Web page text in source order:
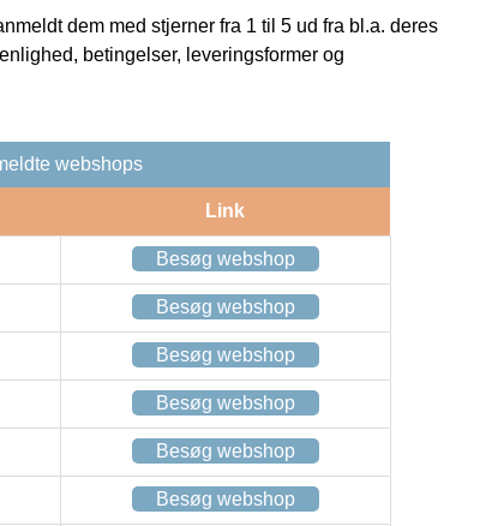
dem med stjerner fra 1 til 5 ud fra bl.a. deres
betingelser, leveringsformer og
webshops
Link
Besøg webshop
Besøg webshop
Besøg webshop
Besøg webshop
Besøg webshop
Besøg webshop